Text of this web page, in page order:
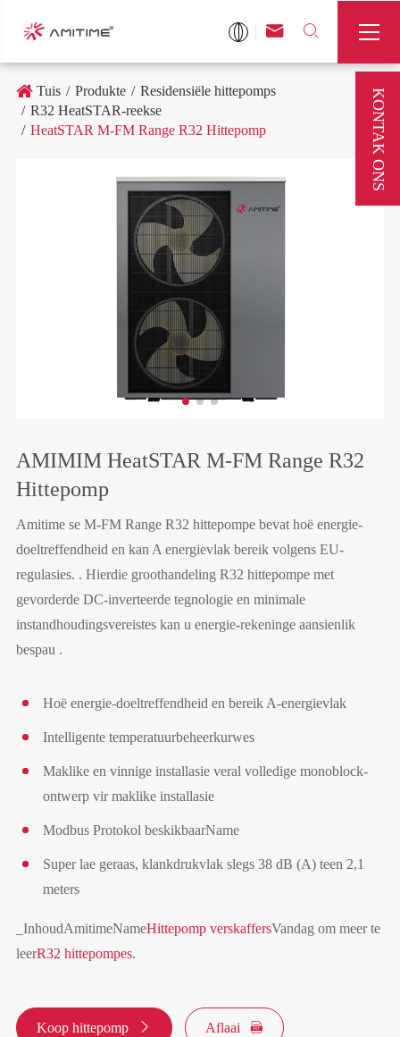
 

Tuis Produkte
Residensiële hittepomps
R32 HeatSTAR-reekse
HeatSTAR M-FM Range R32 Hittepomp
AMIMIM HeatSTAR M-FM Range R32
Hittepomp
Amitime se M-FM Range R32 hittepompe bevat hoë energie-
doeltreffendheid en kan A energievlak bereik volgens EU-
regulasies. . Hierdie groothandeling R32 hittepompe met
gevorderde DC-inverteerde tegnologie en minimale
instandhoudingsvereistes kan u energie-rekeninge aansienlik
bespau .
Hoë energie-doeltreffendheid en bereik A-energievlak
Intelligente temperatuurbeheerkurwes
Maklike en vinnige installasie veral volledige monoblock-
ontwerp vir maklike installasie
Modbus Protokol beskikbaarName
Super lae geraas, klankdrukvlak slegs 38 dB (A) teen 2,1
meters
_InhoudAmitimeNameHittepomp verskaffersVandag om meer te
leerR32 hittepompes.
Koop hittepomp  Aflaai 
KONTAK ONS